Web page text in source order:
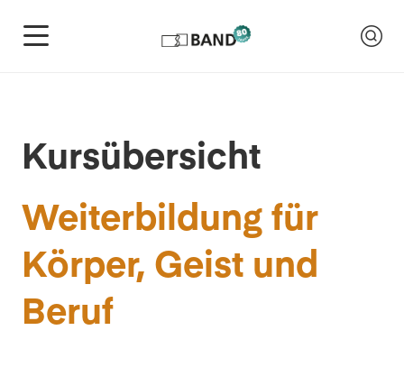
Kursübersicht
Weiterbildung für
Körper, Geist und
Beruf